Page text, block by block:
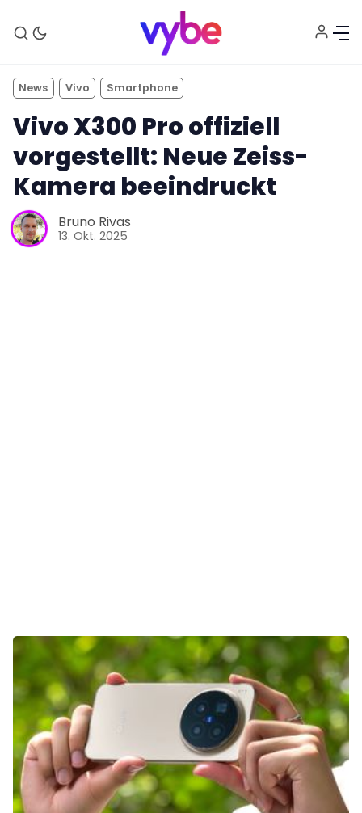
Zusammenarbeit
Kontakt
Impressum
News Vivo Smartphone
Vivo X300 Pro offiziell
vorgestellt: Neue Zeiss-
Kamera beeindruckt
Bruno Rivas
13. Okt. 2025